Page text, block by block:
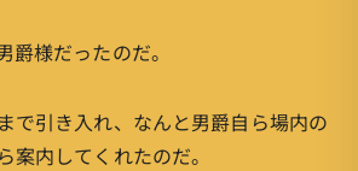
爵様だったのだ。
で引き入れ、なんと男爵自ら場内の
案内してくれたのだ。